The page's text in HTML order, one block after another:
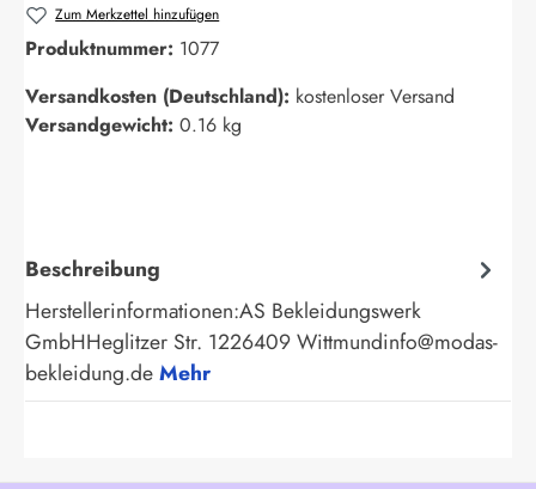
Zum Merkzettel hinzufügen
Produktnummer: 1077
Versandkosten (Deutschland): kostenloser Versand
Versandgewicht: 0.16 kg
Beschreibung
Herstellerinformationen:AS Bekleidungswerk
GmbHHeglitzer Str. 1226409 Wittmundinfo@modas-
bekleidung.deMehr